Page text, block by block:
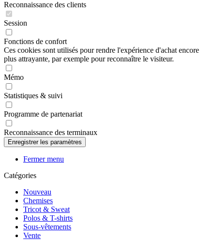
Reconnaissance des clients
Session
Fonctions de confort
Ces cookies sont utilisés pour rendre l'expérience d'achat encore
plus attrayante, par exemple pour reconnaître le visiteur.
Mémo
Statistiques & suivi
Programme de partenariat
Reconnaissance des terminaux
Fermer menu
Catégories
Nouveau
Chemises
Tricot & Sweat
Polos & T-shirts
Sous-vêtements
Vente